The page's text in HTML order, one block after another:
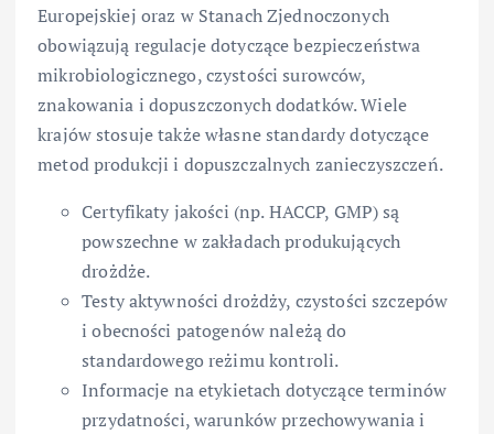
Europejskiej oraz w Stanach Zjednoczonych
obowiązują regulacje dotyczące bezpieczeństwa
mikrobiologicznego, czystości surowców,
znakowania i dopuszczonych dodatków. Wiele
krajów stosuje także własne standardy dotyczące
metod produkcji i dopuszczalnych zanieczyszczeń.
Certyfikaty jakości (np. HACCP, GMP) są
powszechne w zakładach produkujących
drożdże.
Testy aktywności drożdży, czystości szczepów
i obecności patogenów należą do
standardowego reżimu kontroli.
Informacje na etykietach dotyczące terminów
przydatności, warunków przechowywania i